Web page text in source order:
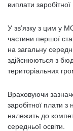
виплати заробітної
У зв’язку з цим у
частини першої
на загальну
здійснюються з
територіальних
Враховуючи
заробітної плати
належить до
середньої освіти.